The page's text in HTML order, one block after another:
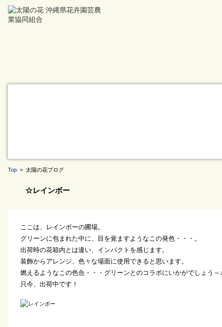
Top > 太陽の花ブログ
☆レインボー
ここは、レインボーの圃場。
グリーンに包まれた中に、目を覚ますようなこの発色・・・。
出荷時の花箱内とは違い、インパクトを感じます。
装飾からアレンジ、色々な場面に使用できると思います。
燃えるようなこの色合・・・グリーンとのコラボにいかがでしょう～
只今、出荷中です！